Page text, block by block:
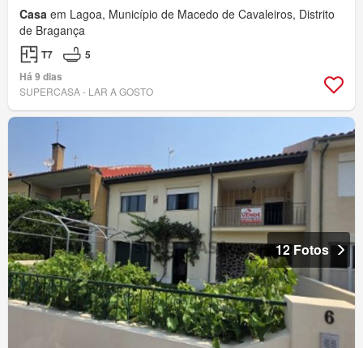
Casa em Lagoa, Município de Macedo de Cavaleiros, Distrito
de Bragança
T7
5
Há 9 dias
SUPERCASA - LAR A GOSTO
12 Fotos